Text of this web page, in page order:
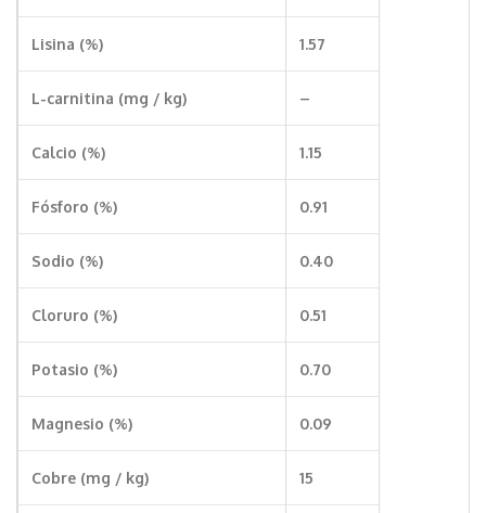
Lisina (%) 1.57
L-carnitina (mg / kg) –
Calcio (%) 1.15
Fósforo (%) 0.91
Sodio (%) 0.40
Cloruro (%) 0.51
Potasio (%) 0.70
Magnesio (%) 0.09
Cobre (mg / kg) 15